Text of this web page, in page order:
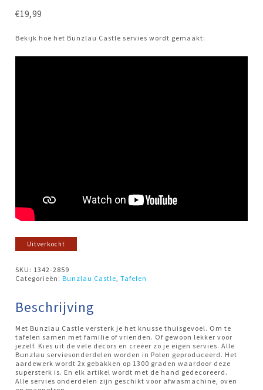
€19,99
Bekijk hoe het Bunzlau Castle servies wordt gemaakt:
Uitverkocht
SKU: 1342-2859
Categorieën:Bunzlau Castle ,Tafelen
Beschrijving
Met Bunzlau Castle versterk je het knusse thuisgevoel. Om te
tafelen samen met familie of vrienden. Of gewoon lekker voor
jezelf. Kies uit de vele decors en creëer zo je eigen servies. Alle
Bunzlau serviesonderdelen worden in Polen geproduceerd. Het
aardewerk wordt 2x gebakken op 1300 graden waardoor deze
supersterk is. En elk artikel wordt met de hand gedecoreerd.
Alle servies onderdelen zijn geschikt voor afwasmachine, oven